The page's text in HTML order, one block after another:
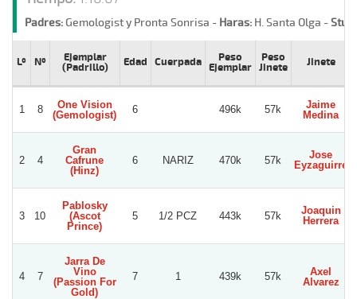
Padres:Gemologist y Pronta Sonrisa - Haras: H. Santa Olga -Stud:
Lº Nº
Ejemplar
(Padrillo)
Edad Cuerpada
Peso
Ejemplar
Peso
Jinete
Jinete
1 8
One Vision
(Gemologist)
6 496k 57k
Jaime
Medina
2 4
Gran
Cafrune
(Hinz)
6 NARIZ 470k 57k
Jose
Eyzaguirre
3 10
Pablosky
(Ascot
Prince)
5 1/2 PCZ 443k 57k
Joaquin
Herrera
4 7
Jarra De
Vino
(Passion For
Gold)
7 1 439k 57k
Axel
Alvarez